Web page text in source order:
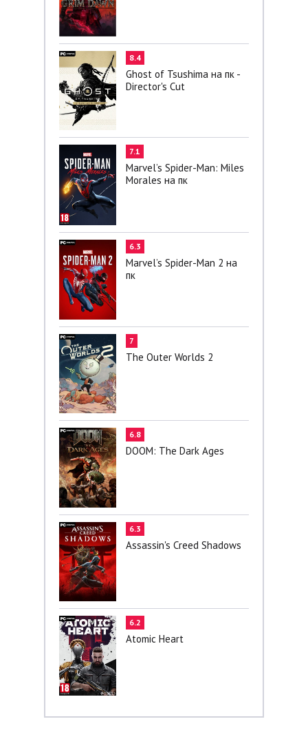
8.4
Ghost of Tsushima на пк -
Director's Cut
7.1
Marvel’s Spider-Man: Miles
Morales на пк
6.3
Marvel’s Spider-Man 2 на
пк
7
The Outer Worlds 2
6.8
DOOM: The Dark Ages
6.3
Assassin's Creed Shadows
6.2
Atomic Heart